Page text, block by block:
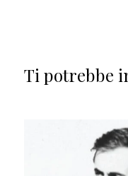
Ti potrebbe